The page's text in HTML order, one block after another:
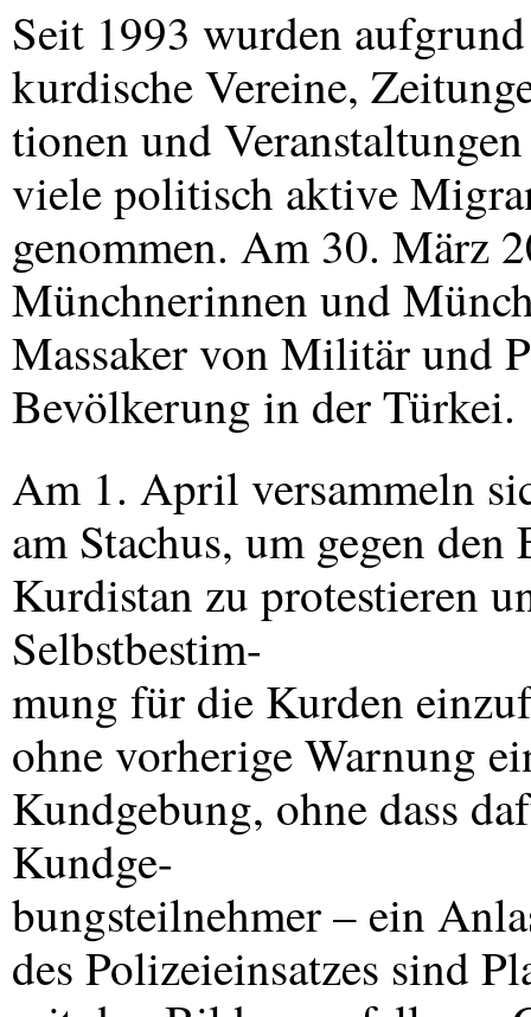
Seit 1993 wurden
kurdische Vereine,
tionen und
viele politisch aktive
genommen. Am 30. März
Münchnerinnen und
Massaker von Militär und
Bevölkerung in der Türkei.
Am 1. April versammeln
am Stachus, um gegen
Kurdistan zu protestieren
Selbstbestim-
mung für die Kurden
ohne vorherige Warnung
Kundgebung, ohne dass
Kundge-
bungsteilnehmer – ein
des Polizeieinsatzes sind